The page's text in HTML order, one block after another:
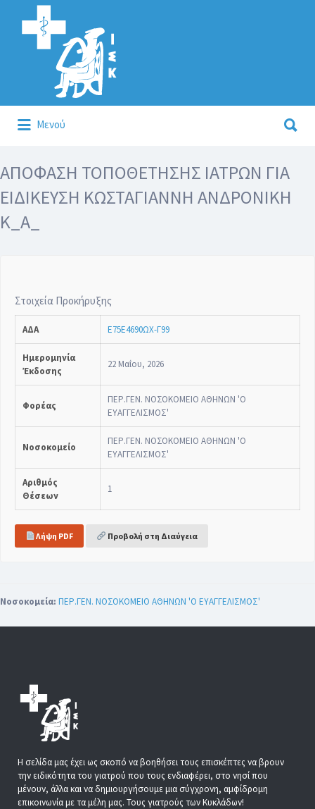
Αναζήτηση
για:
Μενού
για:
ΑΠΟΦΑΣΗ ΤΟΠΟΘΕΤΗΣΗΣ ΙΑΤΡΩΝ ΓΙΑ
ΕΙΔΙΚΕΥΣΗ ΚΩΣΤΑΓΙΑΝΝΗ ΑΝΔΡΟΝΙΚΗ
Κ_Α_
Στοιχεία Προκήρυξης
ΑΔΑ Ε75Ε4690ΩΧ-Γ99
Ημερομηνία
Έκδοσης
22 Μαΐου, 2026
Φορέας
ΠΕΡ.ΓΕΝ. ΝΟΣΟΚΟΜΕΙΟ ΑΘΗΝΩΝ 'Ο
ΕΥΑΓΓΕΛΙΣΜΟΣ'
Νοσοκομείο
ΠΕΡ.ΓΕΝ. ΝΟΣΟΚΟΜΕΙΟ ΑΘΗΝΩΝ 'Ο
ΕΥΑΓΓΕΛΙΣΜΟΣ'
Αριθμός
Θέσεων
1
Λήψη PDF Προβολή στη Διαύγεια
Νοσοκομεία: ΠΕΡ.ΓΕΝ. ΝΟΣΟΚΟΜΕΙΟ ΑΘΗΝΩΝ 'Ο ΕΥΑΓΓΕΛΙΣΜΟΣ'
Η σελίδα μας έχει ως σκοπό να βοηθήσει τους επισκέπτες να βρουν
την ειδικότητα του γιατρού που τους ενδιαφέρει, στο νησί που
μένουν, άλλα και να δημιουργήσουμε μια σύγχρονη, αμφίδρομη
επικοινωνία με τα μέλη μας. Τους γιατρούς των Κυκλάδων!